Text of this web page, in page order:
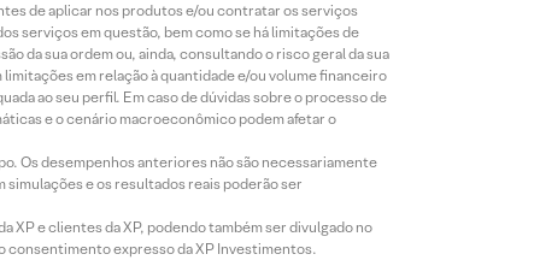
de aplicar nos produtos e/ou contratar os serviços
serviços em questão, bem como se há limitações de
da sua ordem ou, ainda, consultando o risco geral da sua
em relação à quantidade e/ou volume financeiro
ao seu perfil. Em caso de dúvidas sobre o processo de
e o cenário macroeconômico podem afetar o
Os desempenhos anteriores não são necessariamente
e os resultados reais poderão ser
e clientes da XP, podendo também ser divulgado no
consentimento expresso da XP Investimentos.